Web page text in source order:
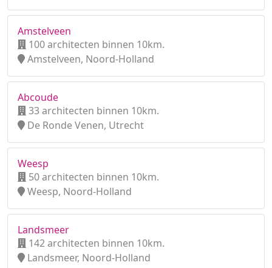
Amstelveen
100 architecten binnen 10km.
Amstelveen, Noord-Holland
Abcoude
33 architecten binnen 10km.
De Ronde Venen, Utrecht
Weesp
50 architecten binnen 10km.
Weesp, Noord-Holland
Landsmeer
142 architecten binnen 10km.
Landsmeer, Noord-Holland